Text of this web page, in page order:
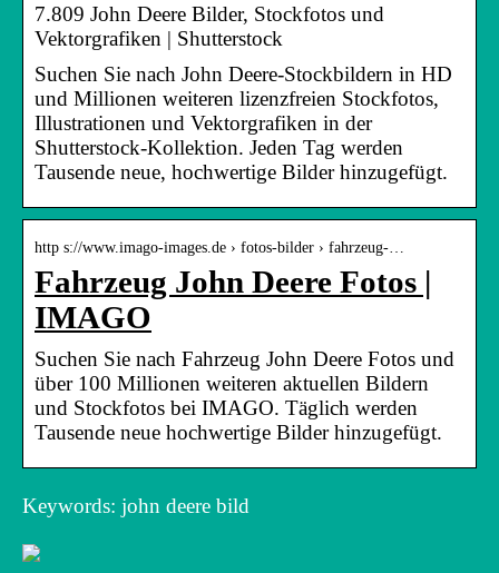
7.809 John Deere Bilder, Stockfotos und
Vektorgrafiken | Shutterstock
Suchen Sie nach John Deere-Stockbildern in HD
und Millionen weiteren lizenzfreien Stockfotos,
Illustrationen und Vektorgrafiken in der
Shutterstock-Kollektion. Jeden Tag werden
Tausende neue, hochwertige Bilder hinzugefügt.
http s://www.imago-images.de › fotos-bilder › fahrzeug-…
Fahrzeug John Deere Fotos |
IMAGO
Suchen Sie nach Fahrzeug John Deere Fotos und
über 100 Millionen weiteren aktuellen Bildern
und Stockfotos bei IMAGO. Täglich werden
Tausende neue hochwertige Bilder hinzugefügt.
Keywords: john deere bild